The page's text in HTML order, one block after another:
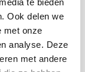
Ook delen we
met onze
analyse. Deze
met andere
Kosher en Halal.
8721154448105